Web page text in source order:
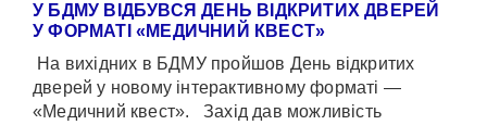
У БДМУ ВІДБУВСЯ ДЕНЬ ВІДКРИТИХ ДВЕРЕЙ
У ФОРМАТІ «МЕДИЧНИЙ КВЕСТ»
На вихідних в БДМУ пройшов День відкритих
дверей у новому інтерактивному форматі —
«Медичний квест». Захід дав можливість